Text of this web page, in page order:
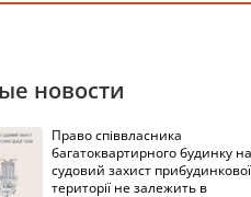
новости
Право співвласника
багатоквартирного будинку на
судовий захист прибудинкової
території не залежить в